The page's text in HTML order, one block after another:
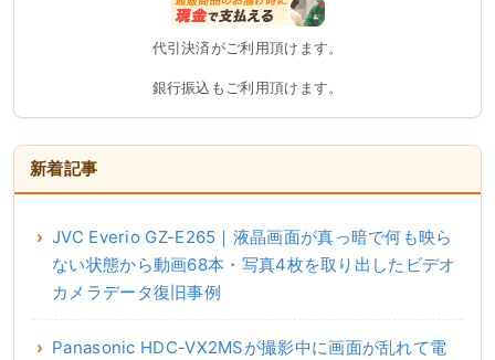
代引決済がご利用頂けます。
銀行振込もご利用頂けます。
新着記事
JVC Everio GZ-E265｜液晶画面が真っ暗で何も映ら
ない状態から動画68本・写真4枚を取り出したビデオ
カメラデータ復旧事例
Panasonic HDC-VX2MSが撮影中に画面が乱れて電